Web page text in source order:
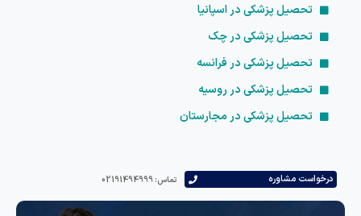
مشاوره تماس: 02191494999
تحصیل پزشکی در اسپانیا
تحصیل پزشکی در چک
تحصیل پزشکی در فرانسه
تحصیل پزشکی در روسیه
تحصیل پزشکی در مجارستان